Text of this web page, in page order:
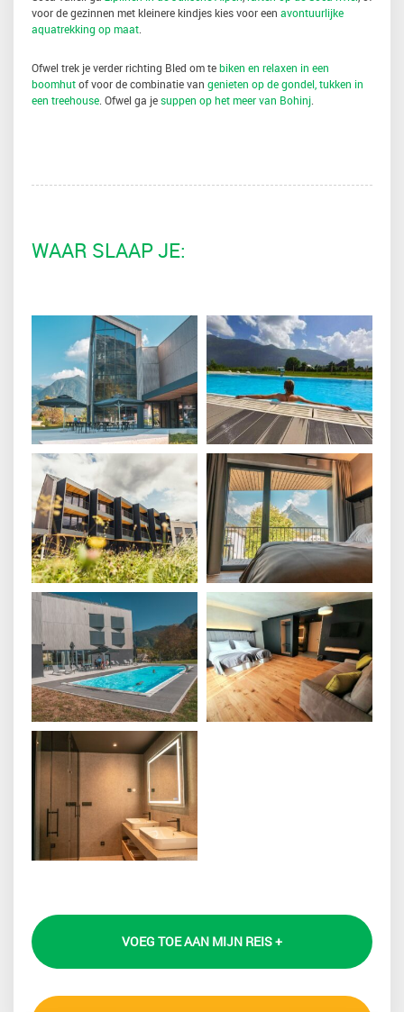
voor de gezinnen met kleinere kindjes kies voor een avontuurlijke
aquatrekking op maat
Ofwel trek je verder richting Bled om tebiken en relaxen in een
boomhutof voor de combinatie van genieten op de gondel, tukken in
een treehouse . Ofwel ga jesuppen op het meer van Bohinj
WAAR SLAAP JE:
VOEG TOE AAN MIJN REIS +